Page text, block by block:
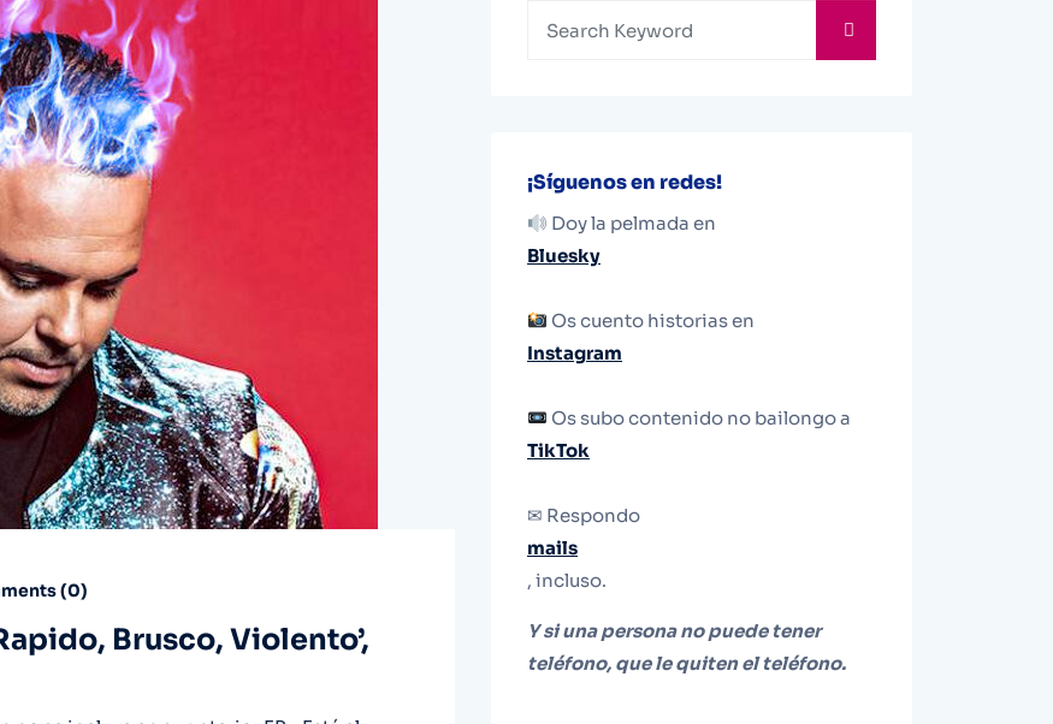
(0)
Brusco, Violento’,
¡Síguenos en redes!
Doy la pelmada en
Bluesky
Os cuento historias en
Instagram
Os subo contenido no bailongo a
TikTok
✉ Respondo
mails
, incluso.
Y si una persona no puede tener
teléfono, que le quiten el teléfono.